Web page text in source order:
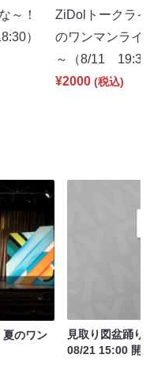
～！
）
ZiDolトークラ
のワンマンライ
～（8/11
¥2000 (税込)
のワン
見取り図盆踊り
08/21 15:00 開